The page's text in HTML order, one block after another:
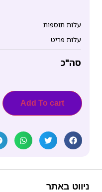
עלות תוספות
עלות פריט
סה"כ
Add To cart
ניווט באתר